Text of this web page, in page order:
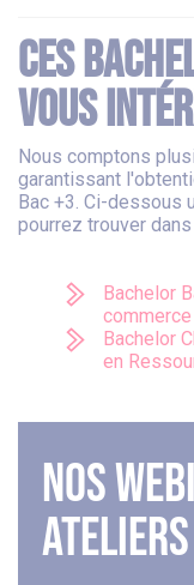
Ces
vous
Nous comptons
garantissant
Bac +3. Ci-dessous
pourrez trouver dans
Bachelor
commerce
Bachelor
en
Nos
ateliers